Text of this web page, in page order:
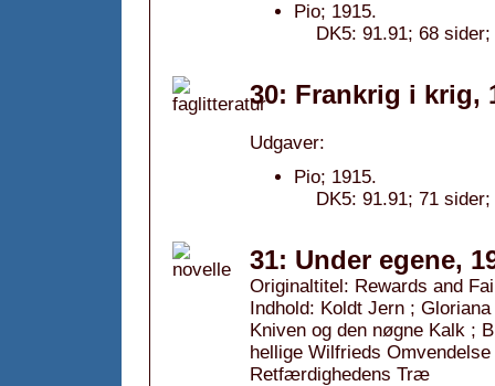
Pio; 1915.
DK5: 91.91; 68
30: Frankrig i krig,
Udgaver:
Pio; 1915.
DK5: 91.91; 71
31: Under egene,
Originaltitel: Rewards and
Indhold: Koldt Jern ;
Kniven og den nøgne Kalk ;
hellige Wilfrieds
Retfærdighedens Træ